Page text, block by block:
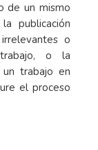
de un mismo
publicación
o
o la
trabajo en
el proceso